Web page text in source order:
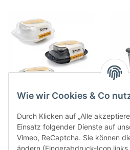
Wie wir Cookies & Co
Durch Klicken auf „Alle
Einsatz folgender Dienste auf
Vimeo, ReCaptcha. Sie können
Butterdose mit Deckel -
FINE -
Preise nach Anmeldung
sichtbar